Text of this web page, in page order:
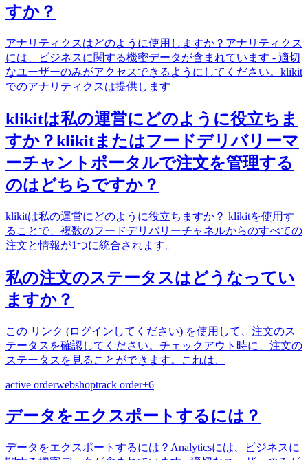
すか？
アナリティクスはどのように使用しますか？アナリティクス
には、ビジネスに関する機密データが含まれています - 適切
なユーザーのみがアクセスできるようにしてください。klikit
でのアナリティクスは提供します
klikitは私の運営にどのように役立ちま
すか？klikitまたはフードデリバリーマ
ーチャントポータルで注文を管理する
のはどちらですか？
klikitは私の運営にどのように役立ちますか？ klikitを使用す
ることで、複数のフードデリバリーチャネルからのすべての
注文と情報が1つに統合されます。
私の注文のステータスはどうなってい
ますか？
この リンク (ログインしてください) を使用して、注文のス
テータスを確認してください。チェックアウト時に、注文の
ステータスを見ることができます。これは、
active orderwebshoptrack order+6
データをエクスポートするには？
データをエクスポートするには？Analyticsには、ビジネスに